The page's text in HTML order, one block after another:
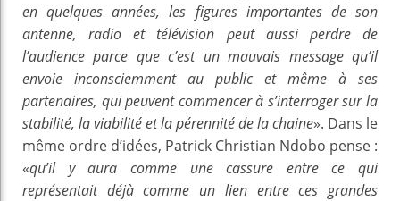
en quelques années, les figures importantes de son
antenne, radio et télévision peut aussi perdre de
l’audience parce que c’est un mauvais message qu’il
envoie inconsciemment au public et même à ses
partenaires, qui peuvent commencer à s’interroger sur la
stabilité, la viabilité et la pérennité de la chaine». Dans le
même ordre d’idées, Patrick Christian Ndobo pense :
«qu’il y aura comme une cassure entre ce qui
représentait déjà comme un lien entre ces grandes